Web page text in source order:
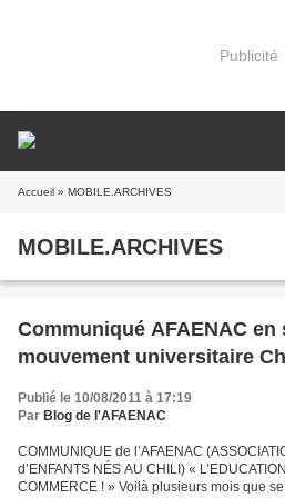
Publicité
Accueil » MOBILE.ARCHIVES
MOBILE.ARCHIVES
Communiqué AFAENAC en
mouvement universitaire
Publié le 10/08/2011 à 17:19
Par Blog de l'AFAENAC
COMMUNIQUE de l’AFAENAC
d’ENFANTS NÉS AU CHILI) «
COMMERCE ! » Voilà plusieurs mois que